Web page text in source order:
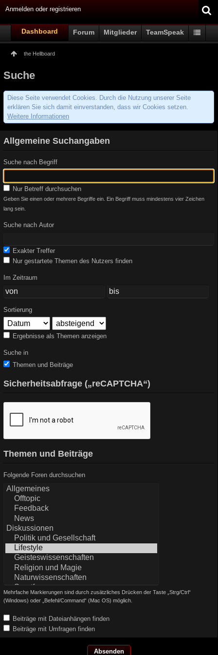
Anmelden oder registrieren
Dashboard Forum Mitglieder TeamSpeak
the Hellboard
Suche
Diese Seite verwendet Cookies. Durch die Nutzung unserer Seite
erklären Sie sich damit einverstanden, dass wir Cookies setzen.
Weitere Informationen
Allgemeine Suchangaben
Suche nach Begriff
Nur Betreff durchsuchen
Geben Sie einen oder mehrere Begriffe ein. Ein Begriff muss mindestens vier Zeichen
lang sein.
Suche nach Autor
Exakter Treffer
Nur gestartete Themen des Nutzers finden
Im Zeitraum
Sortierung
Ergebnisse als Themen anzeigen
Suche in
Themen und Beiträge
Sicherheitsabfrage („reCAPTCHA“)
Themen und Beiträge
Folgende Foren durchsuchen
Mehrfache Markierungen sind durch zusätzliches Drücken der Taste „Strg/Ctrl“
(Windows) oder „Befehl/Command“ (Mac OS) möglich.
Beiträge mit Dateianhängen finden
Beiträge mit Umfragen finden